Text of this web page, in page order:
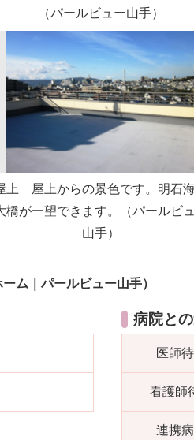
（パールビュー山手）
上 屋上からの景色です。明石
橋が一望できます。（パールビ
山手）
ーム｜パールビュー山手）
病院と
医師
看護師
連携